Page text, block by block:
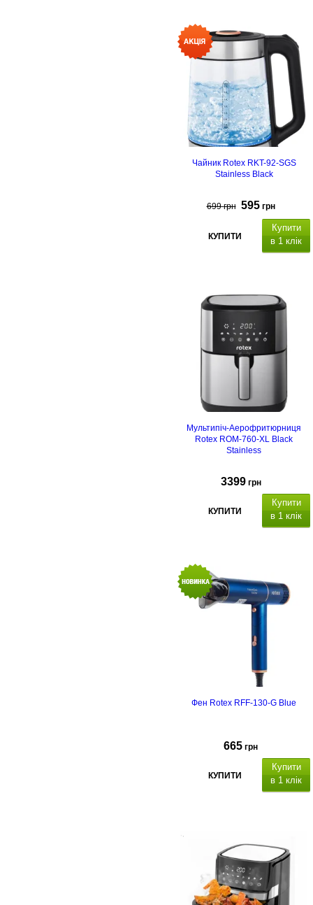
нержавіючою сталлю,
Чайник Rotex RKT-92-SGS
Stainless Black
699 грн 595 грн
КУПИТИ
Купити
в 1 клік
Мультипіч-Аерофритюрниця
Rotex ROM-760-XL Black
Stainless
3399 грн
КУПИТИ
Купити
в 1 клік
програм приготування
Риба, Піца, Картопля фрі, Стейк,
Курка, Креветки, Мафіни
. Ро
Фен Rotex RFF-130-G Blue
665 грн
КУПИТИ
Купити
в 1 клік